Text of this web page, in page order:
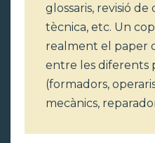
glossaris, revisió
tècnica, etc. Un
realment el paper
entre les diferents
(formadors,
mecànics,